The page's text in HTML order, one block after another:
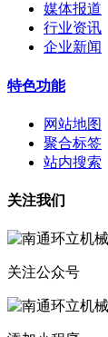
媒体报道
行业资讯
企业新闻
特色功能
网站地图
聚合标签
站内搜索
关注我们
关注公众号